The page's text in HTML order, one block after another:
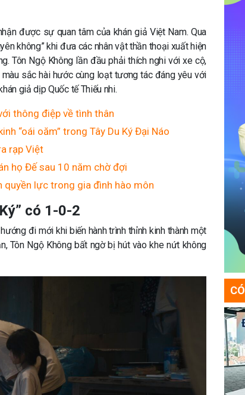
được sự quan tâm của khán giả Việt Nam. Qua
không” khi đưa các nhân vật thần thoại xuất hiện
Tôn Ngộ Không lần đầu phải thích nghi với xe cộ,
sắc hài hước cùng loạt tương tác đáng yêu với
giả dịp Quốc tế Thiếu nhi.
thông điệp về tình thân
“oái oăm” trong Tây Du Ký Đại Náo
rạp Việt
họ Đế sau 10 năm chờ đợi
quyền lực trong gia đình hào môn
có 1-0-2
đi mới khi biến hành trình thỉnh kinh thành một
Tôn Ngộ Không bất ngờ bị hút vào khe nứt không